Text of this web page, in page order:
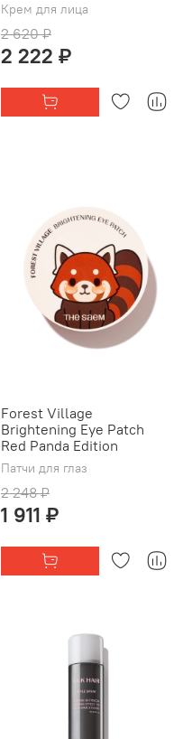
Крем для лица
2 620 ₽
2 222 ₽
Forest Village
Brightening Eye Patch
Red Panda Edition
Патчи для глаз
2 248 ₽
1 911 ₽